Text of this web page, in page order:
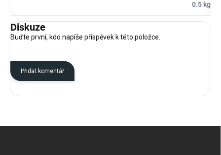
0.5 kg
Diskuze
Buďte první, kdo napíše příspěvek k této položce.
Přidat komentář